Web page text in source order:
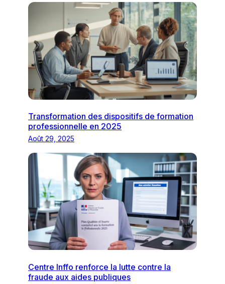
Transformation des dispositifs de formation
professionnelle en 2025
Août 29, 2025
Centre Inffo renforce la lutte contre la
fraude aux aides publiques